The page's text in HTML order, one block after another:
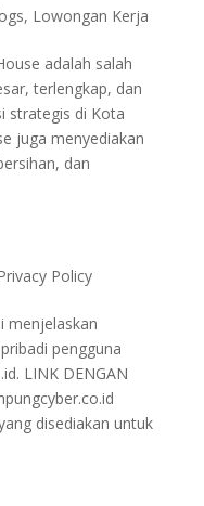
, Lowongan Kerja
adalah salah
terlengkap, dan
strategis di Kota
juga menyediakan
dan
Policy
menjelaskan
pengguna
LINK DENGAN
disediakan untuk